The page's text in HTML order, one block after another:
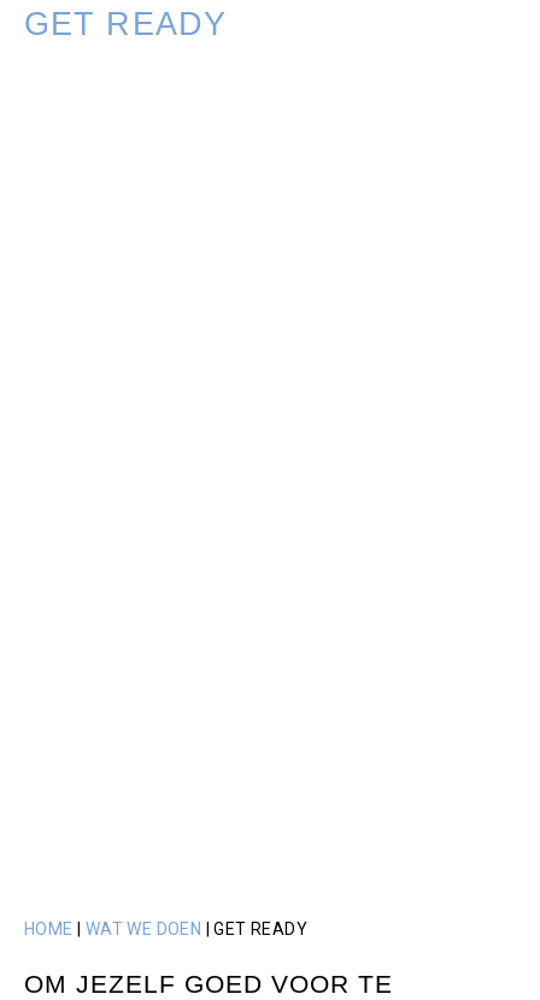
GET READY
HOME WAT WE DOEN |GET READY
OM JEZELF GOED VOOR TE